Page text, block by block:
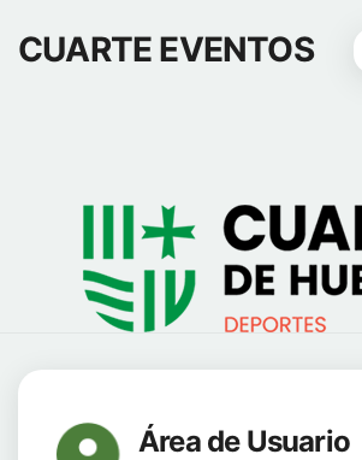
CUARTE EVENTOS
Área de Usuario